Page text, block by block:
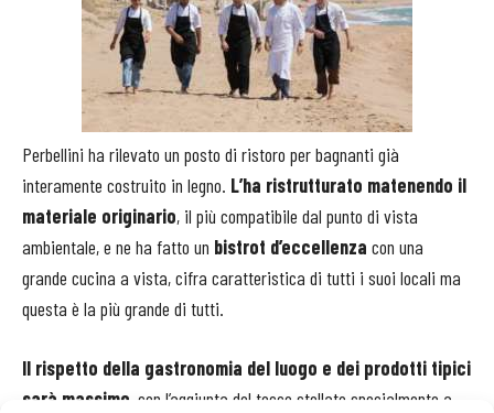
Perbellini ha rilevato un posto di ristoro per bagnanti già
interamente costruito in legno. L’ha ristrutturato matenendo il
materiale originario, il più compatibile dal punto di vista
ambientale, e ne ha fatto un bistrot d’eccellenza con una
grande cucina a vista, cifra caratteristica di tutti i suoi locali ma
questa è la più grande di tutti.
Il rispetto della gastronomia del luogo e dei prodotti tipici
sarà massimo , con l’aggiunta del tocco stellato specialmente a